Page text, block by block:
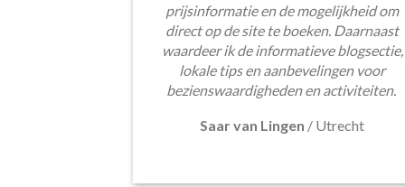
prijsinformatie en de mogelijkheid om
direct op de site te boeken. Daarnaast
waardeer ik de informatieve blogsectie,
lokale tips en aanbevelingen voor
bezienswaardigheden en activiteiten.
Saar van Lingen / Utrecht